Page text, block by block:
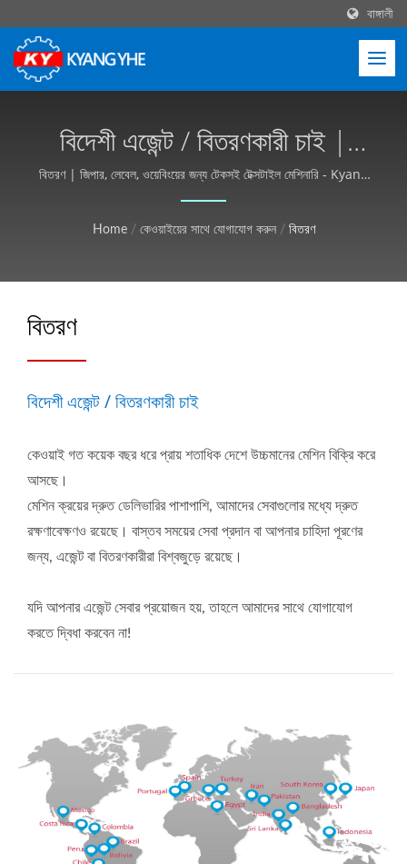
বাঙ্গালী
বিদেশী এজেন্ট / বিতরণকারী চাই |
উচ্চ-কার্যকারিতা টেক্সটাইল মেশিন,
সংক্ষিপ্ত লিড টাইম - Kyang Yhe
বিতরণ | জিপার, লেবেল, ওয়েবিংয়ের জন্য টেকসই টেক্সটাইল মেশিনারি - Kyang
Yhe (KY)
Home / কেওয়াইয়ের সাথে যোগাযোগ করুন / বিতরণ
বিতরণ
বিদেশী এজেন্ট / বিতরণকারী চাই
কেওয়াই গত কয়েক বছর ধরে প্রায় শতাধিক দেশে উচ্চমানের মেশিন বিক্রি করে
আসছে।
মেশিন ক্রয়ের দ্রুত ডেলিভারির পাশাপাশি, আমাদের সেবাগুলোর মধ্যে দ্রুত
রক্ষণাবেক্ষণও রয়েছে। বাস্তব সময়ের সেবা প্রদান বা আপনার চাহিদা পূরণের
জন্য, এজেন্ট বা বিতরণকারীরা বিশ্বজুড়ে রয়েছে।
যদি আপনার এজেন্ট সেবার প্রয়োজন হয়, তাহলে আমাদের সাথে যোগাযোগ
করতে দ্বিধা করবেন না!